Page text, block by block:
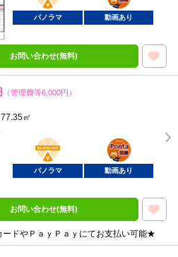
パノラマ 動画あり
お問い合わせ(無料)
（管理費等6,000円）
㎡
BunChinPAY
ポンタ
部屋
パノラマ 動画あり
お問い合わせ(無料)
ドやＰａｙＰａｙにてお支払い可能★